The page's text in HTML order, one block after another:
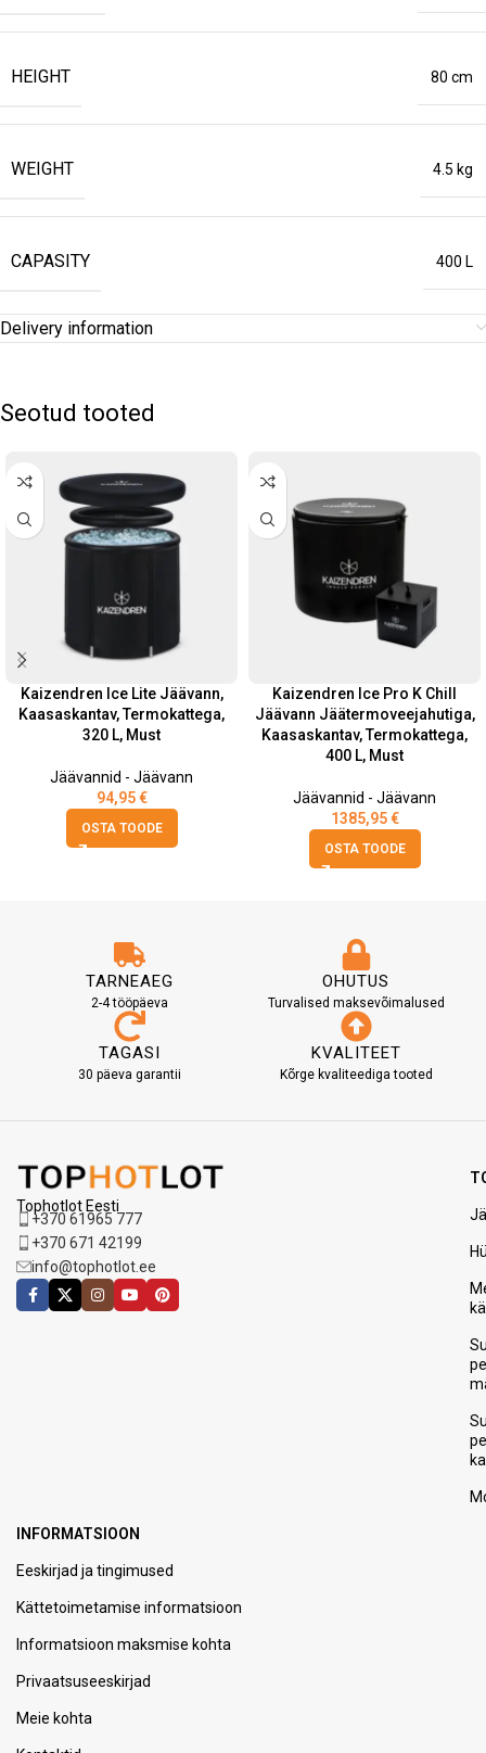
HEIGHT 80 cm
WEIGHT 4.5 kg
CAPASITY 400 L
Delivery information
Seotud tooted
Kaizendren Ice Lite Jäävann,
Kaasaskantav, Termokattega,
320 L, Must
Jäävannid - Jäävann
94,95€
OSTA TOODE
Kaizendren Ice Pro K Chill
Jäävann Jäätermoveejahutiga,
Kaasaskantav, Termokattega,
400 L, Must
Jäävannid - Jäävann
1385,95€
OSTA TOODE
TARNEAEG
2-4 tööpäeva
OHUTUS
Turvalised maksevõimalused
TAGASI
30 päeva garantii
KVALITEET
Kõrge kvaliteediga tooted
Tophotlot Eesti
+370 61965 777
+370 671 42199
info@tophotlot.ee
INFORMATSIOON
Eeskirjad ja tingimused
Kättetoimetamise informatsioon
Informatsioon maksmise kohta
Privaatsuseeskirjad
Meie kohta